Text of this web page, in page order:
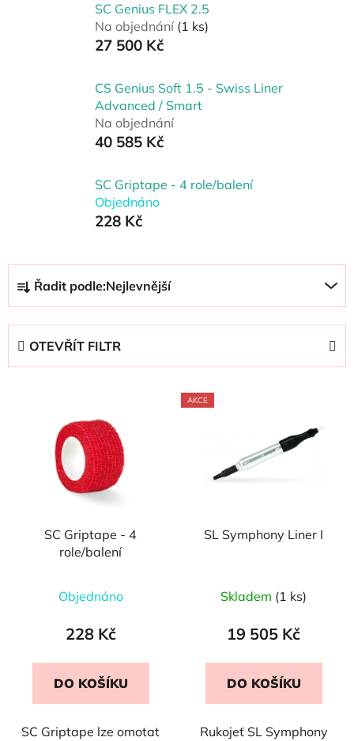
SC Genius FLEX 2.5
Na objednání (1 ks)
27 500 Kč
CS Genius Soft 1.5 - Swiss Liner
Advanced / Smart
Na objednání
40 585 Kč
SC Griptape - 4 role/balení
Objednáno
228 Kč
a
z
Řadit podle:Nejlevnější
OTEVŘÍT FILTR
SC Griptape - 4
role/balení
Objednáno
228 Kč
DO KOŠÍKU
SC Griptape lze omotat
AKCE
SL Symphony Liner I
Skladem (1 ks)
19 505 Kč
DO KOŠÍKU
Rukojeť SL Symphony